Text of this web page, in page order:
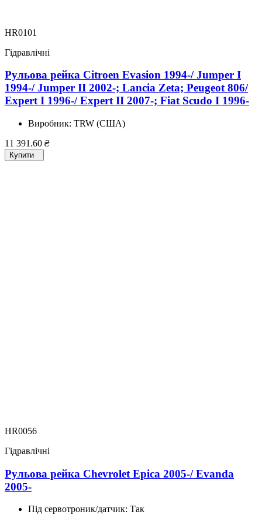
HR0101
Гідравлічні
Рульова рейка Citroen Evasion 1994-/ Jumper I
1994-/ Jumper II 2002-; Lancia Zeta; Peugeot 806/
Expert I 1996-/ Expert II 2007-; Fiat Scudo I 1996-
Виробник: TRW (США)
11 391.60 ₴
Купити
HR0056
Гідравлічні
Рульова рейка Chevrolet Epica 2005-/ Evanda
2005-
Під сервотроник/датчик: Так